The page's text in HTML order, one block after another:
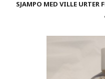
SJAMPO MED VILLE URTER